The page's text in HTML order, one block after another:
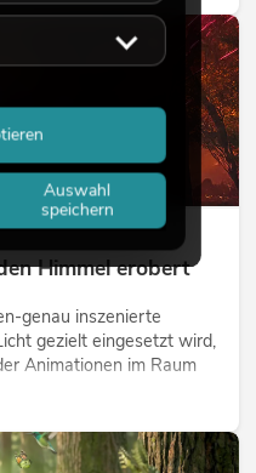
Himmel erobert
genau inszenierte
gezielt eingesetzt wird,
Animationen im Raum
Auswahl
speichern